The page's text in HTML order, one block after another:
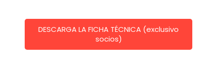
DESCARGA LA FICHA TÉCNICA (exclusivo
socios)